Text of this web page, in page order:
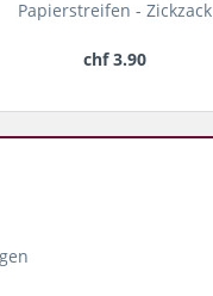
Papierstreifen - Zickzack
chf 3.90